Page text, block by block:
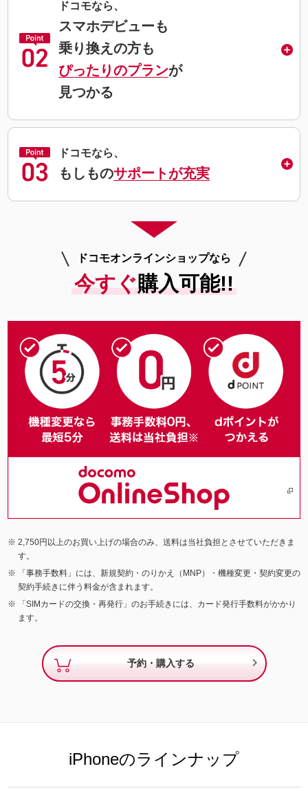
ドコモなら、
スマホデビューも
乗り換えの方も
ぴったりのプランが
見つかる
ドコモなら、
もしものサポートが充実
ドコモオンラインショップなら
今すぐ購入可能!!
2,750円以上のお買い上げの場合のみ、送料は当社負担とさせていただきま
す。
「事務手数料」には、新規契約・のりかえ（MNP）・機種変更・契約変更の
契約手続きに伴う料金が含まれます。
「SIMカードの交換・再発行」のお手続きには、カード発行手数料がかかり
ます。
予約・購入する 
iPhoneのラインナップ